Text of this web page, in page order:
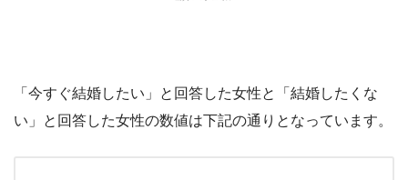
「今すぐ結婚したい」と回答した女性と「結婚したくな
い」と回答した女性の数値は下記の通りとなっています。